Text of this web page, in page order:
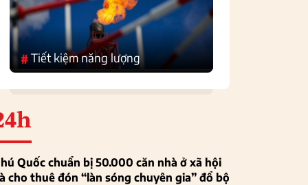
#Tiết kiệm năng lượng
Quốc chuẩn bị 50.000 căn nhà ở xã hội
cho thuê đón “làn sóng chuyên gia” đổ bộ